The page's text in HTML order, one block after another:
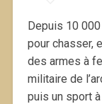
Depuis 10
pour chasser,
des armes à
militaire de
puis un sport